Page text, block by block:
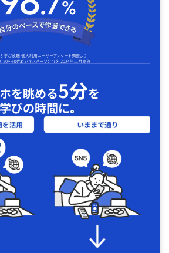
を眺める5分を
学びの時間に｡